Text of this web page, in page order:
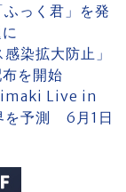
っく君」を発
染拡大防止」
を開始
Live in
を予測 6月1日